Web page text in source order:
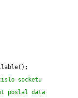
socketu
poslal data